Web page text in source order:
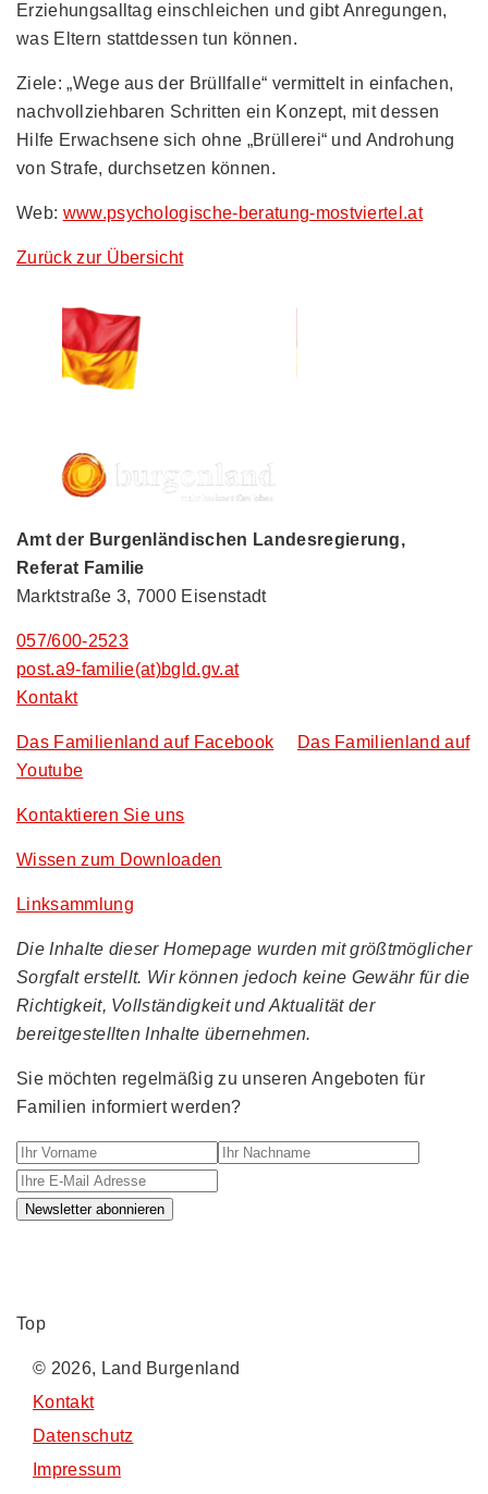
Erziehungsalltag einschleichen und gibt Anregungen,
was Eltern stattdessen tun können.
Ziele: „Wege aus der Brüllfalle“ vermittelt in einfachen,
nachvollziehbaren Schritten ein Konzept, mit dessen
Hilfe Erwachsene sich ohne „Brüllerei“ und Androhung
von Strafe, durchsetzen können.
Web: www.psychologische-beratung-mostviertel.at
Zurück zur Übersicht
Amt der Burgenländischen Landesregierung,
Referat Familie
Marktstraße 3, 7000 Eisenstadt
057/600-2523
post.a9-familie(at)bgld.gv.at
Kontakt
Das Familienland auf Facebook
Das Familienland auf
Youtube
Kontaktieren Sie uns
Wissen zum Downloaden
Linksammlung
Die Inhalte dieser Homepage wurden mit größtmöglicher
Sorgfalt erstellt. Wir können jedoch keine Gewähr für die
Richtigkeit, Vollständigkeit und Aktualität der
bereitgestellten Inhalte übernehmen.
Sie möchten regelmäßig zu unseren Angeboten für
Familien informiert werden?
Ihr Vorname Ihr Nachname
Newsletter abonnieren
Top
© 2026, Land Burgenland
Kontakt
Datenschutz
Impressum